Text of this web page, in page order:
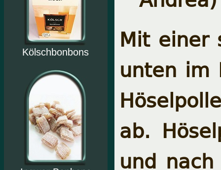
Kölschbonbons
Mit einer
unten im
ab.
und